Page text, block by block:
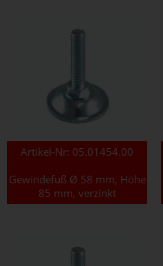
Artikel-Nr: 05.01454.00
Gewindefuß Ø 58 mm, Höhe
85 mm, verzinkt